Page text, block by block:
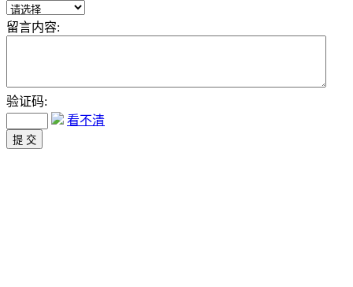
留言内容:
验证码:
看不清